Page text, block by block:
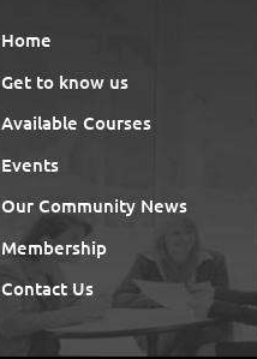
Home
Get to know us
Available Courses
Events
Our Community News
Membership
Contact Us